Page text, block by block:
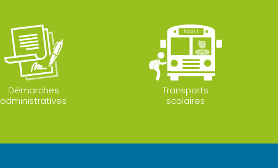
Démarches
administratives
Transports
scolaires